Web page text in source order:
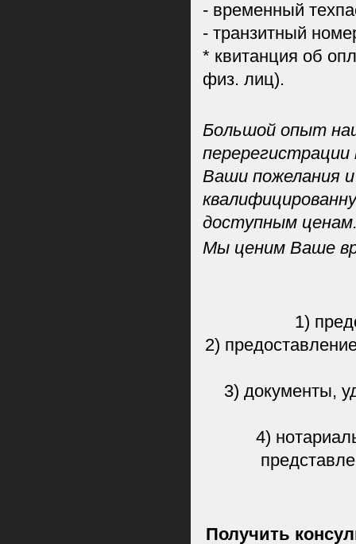
- временный
- транзитный
* квитанция об
физ. лиц).
Большой опыт
Ваши пожелания
доступным
Мы ценим Ваше
1)
2)
3) документы,
4)
Получить